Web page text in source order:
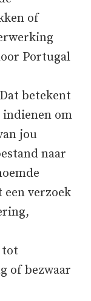
of
Portugal
betekent
indienen om
jou
naar
verzoek
tot
of bezwaar